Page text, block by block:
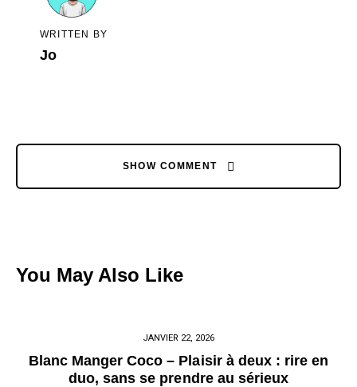
WRITTEN BY
Jo
SHOW COMMENT
You May Also Like
JANVIER 22, 2026
Blanc Manger Coco – Plaisir à deux : rire en
duo, sans se prendre au sérieux